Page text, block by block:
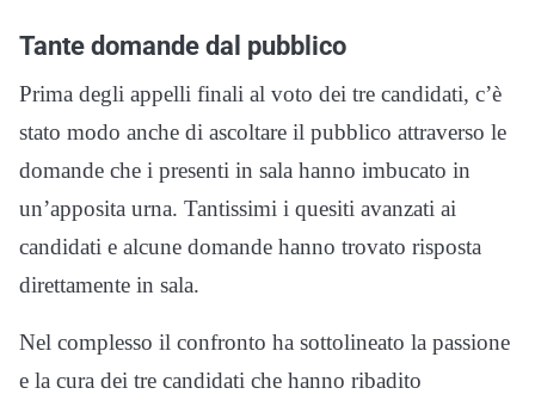
Tante domande dal pubblico
Prima degli appelli finali al voto dei tre candidati, c’è
stato modo anche di ascoltare il pubblico attraverso le
domande che i presenti in sala hanno imbucato in
un’apposita urna. Tantissimi i quesiti avanzati ai
candidati e alcune domande hanno trovato risposta
direttamente in sala.
Nel complesso il confronto ha sottolineato la passione
e la cura dei tre candidati che hanno ribadito